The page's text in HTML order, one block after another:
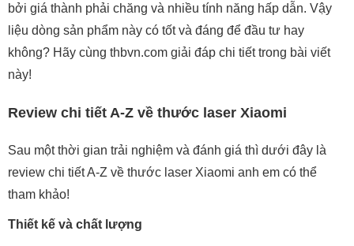
bởi giá thành phải chăng và nhiều tính năng hấp dẫn. Vậy
liệu dòng sản phẩm này có tốt và đáng để đầu tư hay
không? Hãy cùng thbvn.com giải đáp chi tiết trong bài viết
này!
Review chi tiết A-Z về thước laser Xiaomi
Sau một thời gian trải nghiệm và đánh giá thì dưới đây là
review chi tiết A-Z về thước laser Xiaomi anh em có thể
tham khảo!
Thiết kế và chất lượng